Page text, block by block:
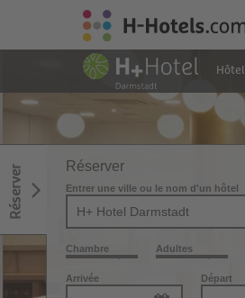
Hôtel
Réserver Réserver
Entrer une ville ou le nom d'un hôtel
Chambre Adultes
Arrivée Départ